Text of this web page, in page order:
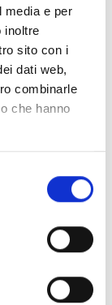
media e per
inoltre
sito con i
dati web,
combinarle
che hanno
(6)
marked with